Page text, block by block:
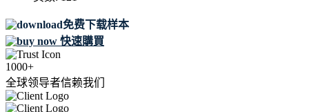
免费下载样本
快速購買
1000+
全球领导者信赖我们